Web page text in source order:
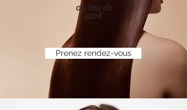
au lieu de
220€
Prenez rendez-vous